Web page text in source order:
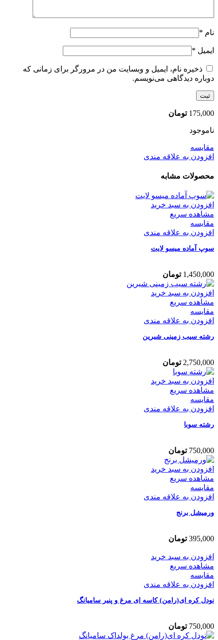
نام *
ایمیل *
ذخیره نام، ایمیل و وبسایت من در مرورگر برای زمانی که
دوباره دیدگاهی می‌نویسم.
175,000 تومان
ناموجود
مقایسه
افزودن به علاقه مندی
محصولات مشابه
افزودن به سبد خرید
مشاهده سریع
مقایسه
افزودن به علاقه مندی
سوپ آماده میسو لایت
1,450,000 تومان
افزودن به سبد خرید
مشاهده سریع
مقایسه
افزودن به علاقه مندی
رشته سیب زمینی شیرین
2,750,000 تومان
افزودن به سبد خرید
مشاهده سریع
مقایسه
افزودن به علاقه مندی
رشته سوبا
750,000 تومان
افزودن به سبد خرید
مشاهده سریع
مقایسه
افزودن به علاقه مندی
ورمیشل برنج
395,000 تومان
افزودن به سبد خرید
مشاهده سریع
مقایسه
افزودن به علاقه مندی
نودل کره ای(رامن) کاسه ای مرغ و پنیر سامیانگ
750,000 تومان